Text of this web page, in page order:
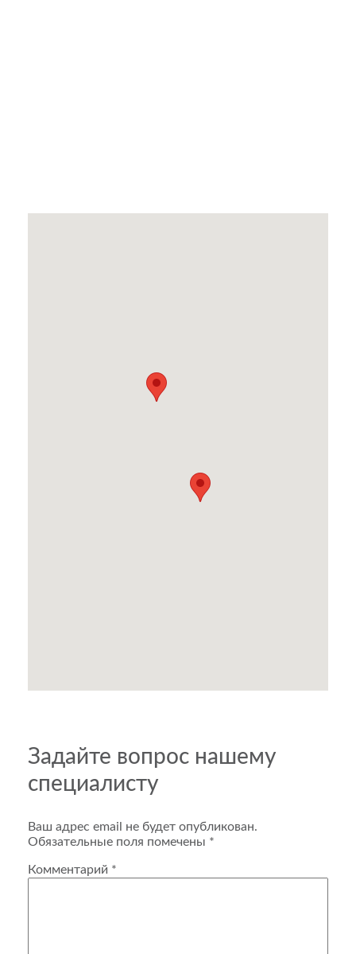
Задайте вопрос нашему
специалисту
Ваш адрес email не будет опубликован.
Обязательные поля помечены *
Комментарий *